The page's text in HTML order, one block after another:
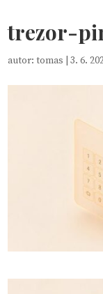
trezor-
autor:tomas |3. 6.